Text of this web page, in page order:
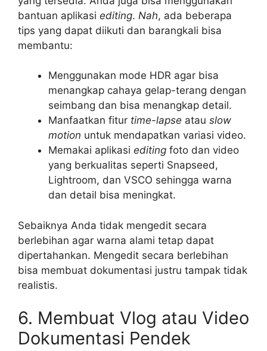
bantuan aplikasi editing. Nah, ada beberapa
tips yang dapat diikuti dan barangkali bisa
membantu:
Menggunakan mode HDR agar bisa
menangkap cahaya gelap-terang dengan
seimbang dan bisa menangkap detail.
Manfaatkan fitur time-lapse atau slow
motion untuk mendapatkan variasi video.
Memakai aplikasi editing foto dan video
yang berkualitas seperti Snapseed,
Lightroom, dan VSCO sehingga warna
dan detail bisa meningkat.
Sebaiknya Anda tidak mengedit secara
berlebihan agar warna alami tetap dapat
dipertahankan. Mengedit secara berlebihan
bisa membuat dokumentasi justru tampak tidak
realistis.
6. Membuat Vlog atau Video
Dokumentasi Pendek